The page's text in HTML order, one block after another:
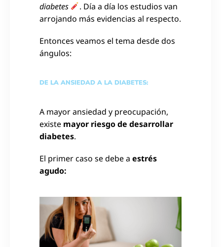
diabetes
. Día a día los estudios van
arrojando más evidencias al respecto.
Entonces veamos el tema desde dos
ángulos:
DE LA ANSIEDAD A LA DIABETES:
A mayor ansiedad y preocupación,
existe mayor riesgo de desarrollar
diabetes.
El primer caso se debe a estrés
agudo: